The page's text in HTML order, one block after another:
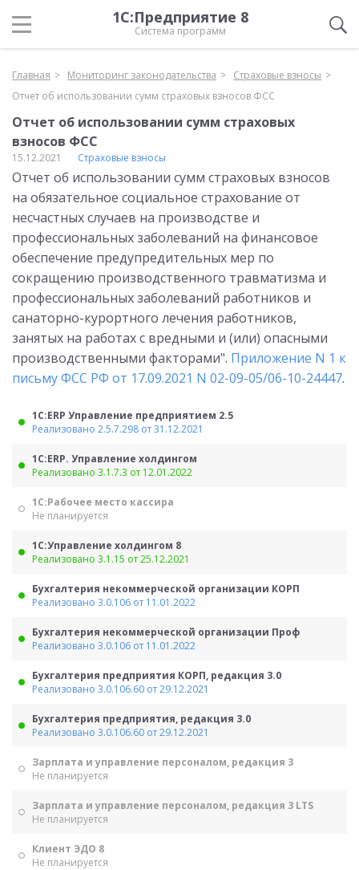
1С:Предприятие 8
Система программ
Главная Мониторинг законодательства
Страховые взносы
Отчет об использовании сумм страховых взносов ФСС
Отчет об использовании сумм страховых
взносов ФСС
15.12.2021 Страховые взносы
Отчет об использовании сумм страховых взносов
на обязательное социальное страхование от
несчастных случаев на производстве и
профессиональных заболеваний на финансовое
обеспечение предупредительных мер по
сокращению производственного травматизма и
профессиональных заболеваний работников и
санаторно-курортного лечения работников,
занятых на работах с вредными и (или) опасными
производственными факторами". Приложение N 1 к
письму ФСС РФ от 17.09.2021 N 02-09-05/06-10-24447.
1С:ERP Управление предприятием 2.5
Реализовано 2.5.7.298 от 31.12.2021
1С:ERP. Управление холдингом
Реализовано 3.1.7.3 от 12.01.2022
1С:Рабочее место кассира
Не планируется
1С:Управление холдингом 8
Реализовано 3.1.15 от 25.12.2021
Бухгалтерия некоммерческой организации КОРП
Реализовано 3.0.106 от 11.01.2022
Бухгалтерия некоммерческой организации Проф
Реализовано 3.0.106 от 11.01.2022
Бухгалтерия предприятия КОРП, редакция 3.0
Реализовано 3.0.106.60 от 29.12.2021
Бухгалтерия предприятия, редакция 3.0
Реализовано 3.0.106.60 от 29.12.2021
Зарплата и управление персоналом, редакция 3
Не планируется
Зарплата и управление персоналом, редакция 3 LTS
Не планируется
Клиент ЭДО 8
Не планируется